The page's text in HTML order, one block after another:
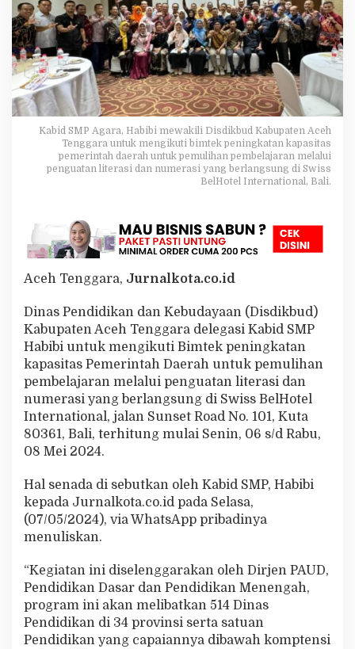
e
g
a
s
i
K
a
b
d
S
M
t
P
n
u
t
a
n
P
m
b
e
a
r
a
t
e
r
a
s
Kabid SMP Agara, Habibi mewakili Disdikbud Kabupaten Aceh
Tenggara untuk mengikuti bimtek peningkatan kapasitas
pemerintah daerah untuk pemulihan pembelajaran melalui
penguatan literasi dan numerasi yang berlangsung di Swiss
BelHotel International, Bali.
Aceh Tenggara, Jurnalkota.co.id
Dinas Pendidikan dan Kebudayaan (Disdikbud)
Kabupaten Aceh Tenggara delegasi Kabid SMP
Habibi untuk mengikuti Bimtek peningkatan
kapasitas Pemerintah Daerah untuk pemulihan
pembelajaran melalui penguatan literasi dan
numerasi yang berlangsung di Swiss BelHotel
International, jalan Sunset Road No. 101, Kuta
80361, Bali, terhitung mulai Senin, 06 s/d Rabu,
08 Mei 2024.
Hal senada di sebutkan oleh Kabid SMP, Habibi
kepada Jurnalkota.co.id pada Selasa,
(07/05/2024), via WhatsApp pribadinya
menuliskan.
“Kegiatan ini diselenggarakan oleh Dirjen PAUD,
Pendidikan Dasar dan Pendidikan Menengah,
program ini akan melibatkan 514 Dinas
Pendidikan di 34 provinsi serta satuan
Pendidikan yang capaiannya dibawah komptensi